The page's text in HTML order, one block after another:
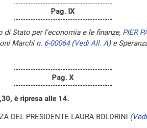
Pag. IX
Stato per l'economia e le finanze, PIER
Marchi n. 6-00064 (Vedi All. A)e
Pag. X
è ripresa alle 14.
DEL PRESIDENTE LAURA BOLDRINI (